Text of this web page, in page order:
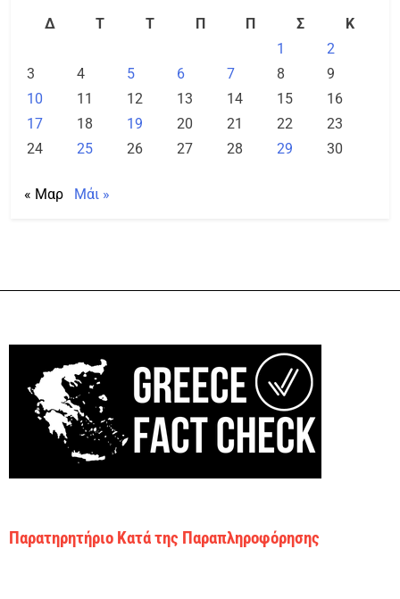
Δ
Τ Τ Π Π Σ
Κ
1
2
3
4 5 6 7 8
9
10
11 12 13 14 15
16
17
18 19 20 21 22
23
24
25 26 27 28 29 30
« Μαρ Μάι »
Παρατηρητήριο Κατά της Παραπληροφόρησης